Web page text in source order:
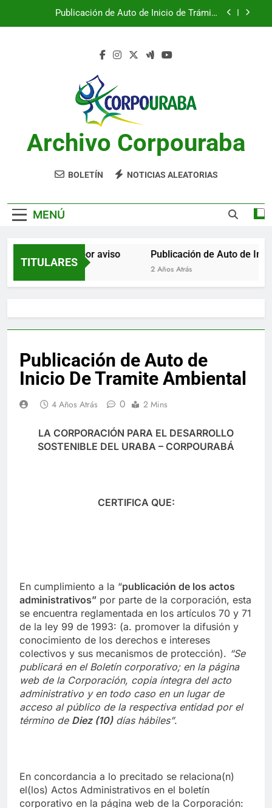
Publicación de Auto de Inicio de Trámite
Notificación por aviso
Publicación de Auto de Inicio de Trámite
Publicación de Auto de Inicio de Trámite
CITACIONES
Archivo Corpouraba
BOLETÍN NOTICIAS ALEATORIAS
MENÚ
TITULARES
Notificación por aviso
2 Años Atrás
Publicación de Auto de
2 Años Atrás
Publicación de Auto de
Inicio De Tramite Ambiental
4 Años Atrás 0 2 Mins
LA CORPORACIÓN PARA EL DESARROLLO
SOSTENIBLE DEL URABA – CORPOURABÁ
CERTIFICA QUE:
En cumplimiento a la “publicación de los actos
administrativos” por parte de la corporación, esta
se encuentra reglamentada en los artículos 70 y 71
de la ley 99 de 1993: (a. promover la difusión y
conocimiento de los derechos e intereses
colectivos y sus mecanismos de protección). “Se
publicará en el Boletín corporativo; en la página
web de la Corporación, copia íntegra del acto
administrativo y en todo caso en un lugar de
acceso al público de la respectiva entidad por el
término de Diez (10)días hábiles”.
En concordancia a lo precitado se relaciona(n)
el(los) Actos Administrativos en el boletín
corporativo en la página web de la Corporación: